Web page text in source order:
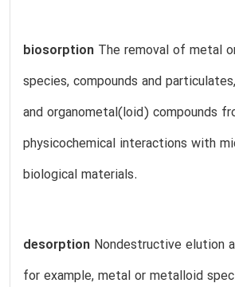
biosorption The removal of metal
species, compounds and
and organometal(loid) compounds
physicochemical interactions with
biological materials.
desorption Nondestructive elution
for example, metal or metalloid